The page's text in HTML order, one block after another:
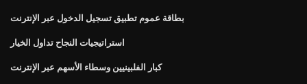
بطاقة عموم تطبيق تسجيل الدخول عبر الإنترنت
استراتيجيات النجاح تداول الخيار
كبار الفلبينيين وسطاء الأسهم عبر الإنترنت